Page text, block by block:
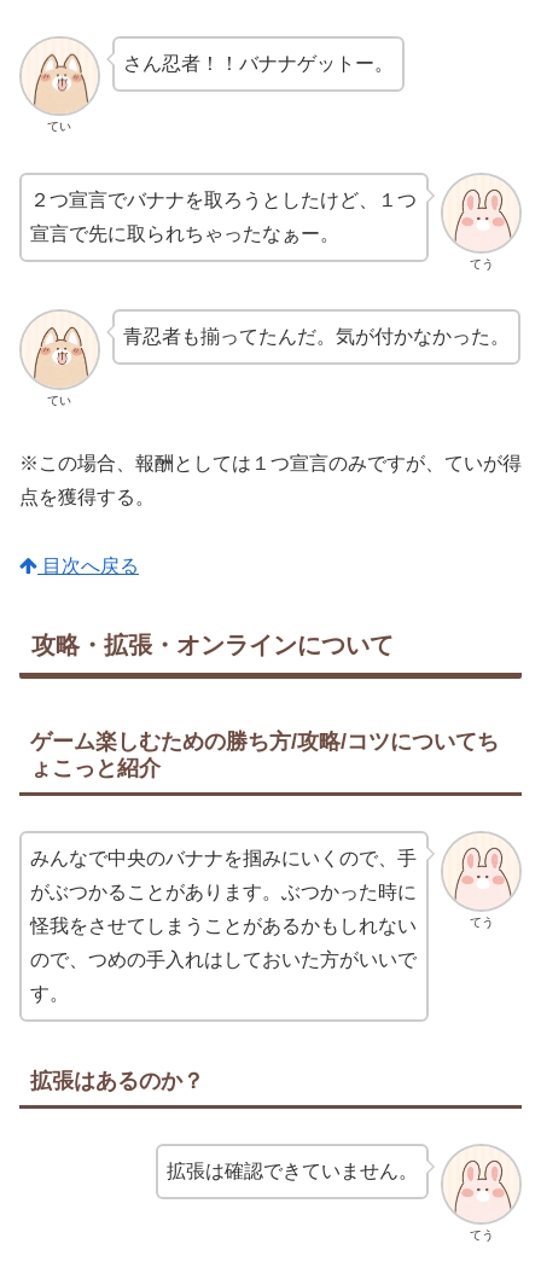
てい
さん忍者！！バナナゲットー。
てう
２つ宣言でバナナを取ろうとしたけど、１つ
宣言で先に取られちゃったなぁー。
てい
青忍者も揃ってたんだ。気が付かなかった。
※この場合、報酬としては１つ宣言のみですが、ていが得
点を獲得する。
目次へ戻る
攻略・拡張・オンラインについて
ゲーム楽しむための勝ち方/攻略/コツについてち
ょこっと紹介
てう
みんなで中央のバナナを掴みにいくので、手
がぶつかることがあります。ぶつかった時に
怪我をさせてしまうことがあるかもしれない
ので、つめの手入れはしておいた方がいいで
す。
拡張はあるのか？
てう
拡張は確認できていません。